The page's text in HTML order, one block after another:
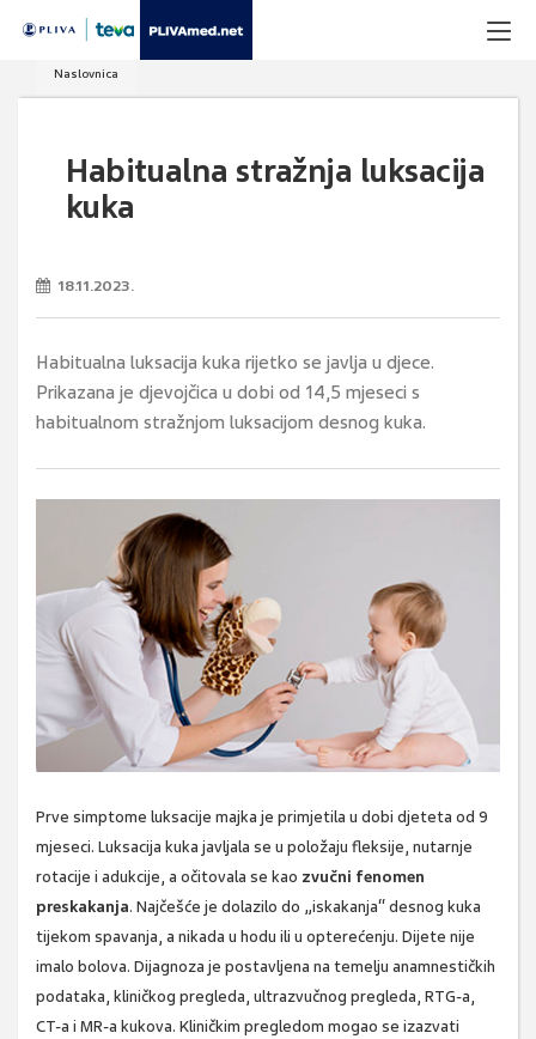
Naslovnica
Habitualna stražnja luksacija
kuka
18.11.2023.
Habitualna luksacija kuka rijetko se javlja u djece.
Prikazana je djevojčica u dobi od 14,5 mjeseci s
habitualnom stražnjom luksacijom desnog kuka.
Prve simptome luksacije majka je primjetila u dobi djeteta od 9
mjeseci. Luksacija kuka javljala se u položaju fleksije, nutarnje
rotacije i adukcije, a očitovala se kao zvučni fenomen
preskakanja. Najčešće je dolazilo do „iskakanja“ desnog kuka
tijekom spavanja, a nikada u hodu ili u opterećenju. Dijete nije
imalo bolova. Dijagnoza je postavljena na temelju anamnestičkih
podataka, kliničkog pregleda, ultrazvučnog pregleda, RTG-a,
CT-a i MR-a kukova. Kliničkim pregledom mogao se izazvati